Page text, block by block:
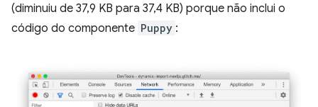
(diminuiu de 37,9 KB para 37,4 KB) porque não inclui o
código do componente Puppy :